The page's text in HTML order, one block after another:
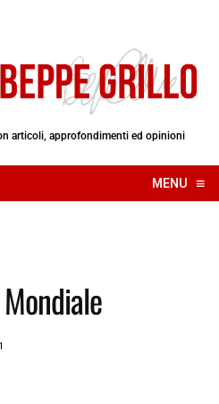
articoli, approfondimenti ed opinioni
MENU ≡
☰